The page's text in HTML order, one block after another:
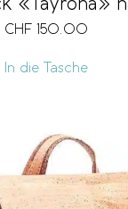
«Tayrona»
CHF 150.00
In die Tasche